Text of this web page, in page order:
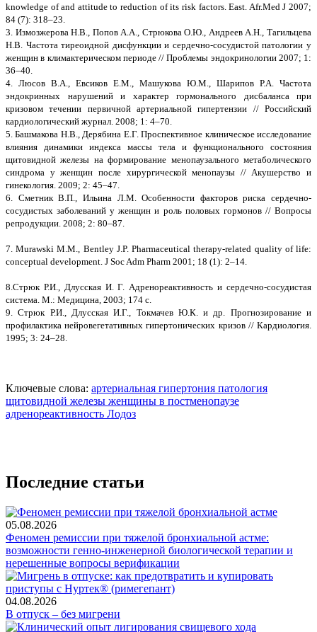
knowledge of and attitude to reduction of its risk factors. East. Afr.Med J 2007;
84 (7): 318–23.
3. Измозжерова Н.В., Попов А.А., Стрюкова О.Ю., Андреев А.Н., Тагильцева
Н.В. Частота тиреоидной дисфункции и сердечно-сосудистой патологии у
женщин в климактерическом периоде // Проблемы эндокринологии 2007; 1:
36–40.
4. Люсов В.А., Евсиков Е.М., Машукова Ю.М., Шарипов Р.А. Частота
эндокринных нарушений и характер гормонального дисбаланса при
кризовом течении первичной артериальной гипертензии // Российский
кардиологический журнал. 2008; 1: 4–70.
5. Башмакова Н.В., Дерябина Е.Г. Проспективное клиническое исследование
влияния динамики индекса массы тела и функционального состояния
щитовидной железы на формирование менопаузального метаболического
синдрома у женщин после хирургической менопаузы // Акушерство и
гинекология. 2009; 2: 45–47.
6. Сметник В.П., Ильина Л.М. Особенности факторов риска сердечно-
сосудистых заболеваний у женщин и роль половых гормонов // Вопросы
репродукции. 2008; 2: 80–87.
7. Murawski M.M., Bentley J.P. Pharmaceutical therapy-related quality of life:
conceptual development. J Soc Adm Pharm 2001; 18 (1): 2–14.
8.Стрюк Р.И., Длусская И. Г. Адренореактивность и сердечно-сосудистая
система. М.: Медицина, 2003; 174 с.
9. Стрюк Р.И., Длусская И.Г., Токмачев Ю.К. и др. Прогнозирование и
профилактика нейровегетативных гипертонических кризов // Кардиология.
1995; 3: 24–28.
Ключевые слова: артериальная гипертония патология
щитовидной железы женщины в постменопаузе
адренореактивность Лодоз
Последние статьи
05.08.2026
Феномен ремиссии при тяжелой бронхиальной астме:
возможности генно-инженерной биологической терапии и
нерешенные вопросы верификации
04.08.2026
В отпуск – без мигрени